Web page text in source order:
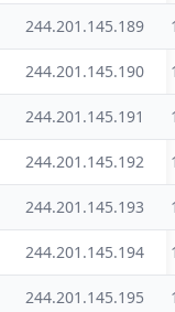
244.201.145.189
244.201.145.190
244.201.145.191
244.201.145.192
244.201.145.193
244.201.145.194
244.201.145.195